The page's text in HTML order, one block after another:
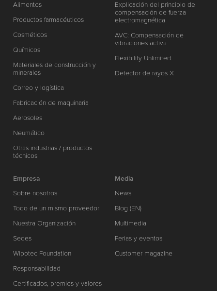
Alimentos
Productos farmacéuticos
Cosméticos
Químicos
Materiales de construcción y
minerales
Correo y logística
Fabricación de maquinaria
Aerosoles
Neumático
Otras industrias / productos
técnicos
Explicación del principio de
compensación de fuerza
electromagnética
AVC: Compensación de
vibraciones activa
Flexibility Unlimited
Detector de rayos X
Empresa
Sobre nosotros
Todo de un mismo proveedor
Nuestra Organización
Sedes
Wipotec Foundation
Responsabilidad
Certificados, premios y valores
Media
News
Blog (EN)
Multimedia
Ferias y eventos
Customer magazine